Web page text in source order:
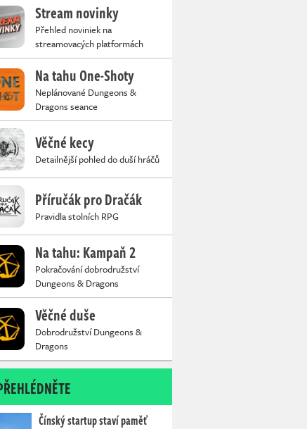
Stream novinky
Přehled noviniek na
streamovacých platformách
Na tahu One-Shoty
Neplánované Dungeons &
Dragons seance
Věčné kecy
Detailnější pohled do duší hráčů
Příručák pro Dračák
Pravidla stolních RPG
Na tahu: Kampaň 2
Pokračování dobrodružství
Dungeons & Dragons
Věčné duše
Dobrodružství Dungeons &
Dragons
Čínský startup staví paměť